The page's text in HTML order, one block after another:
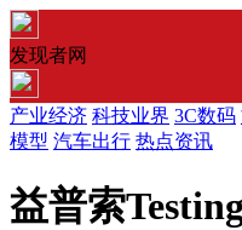
发现者网
产业经济 科技业界 3C数码
模型 汽车出行 热点资讯
益普索